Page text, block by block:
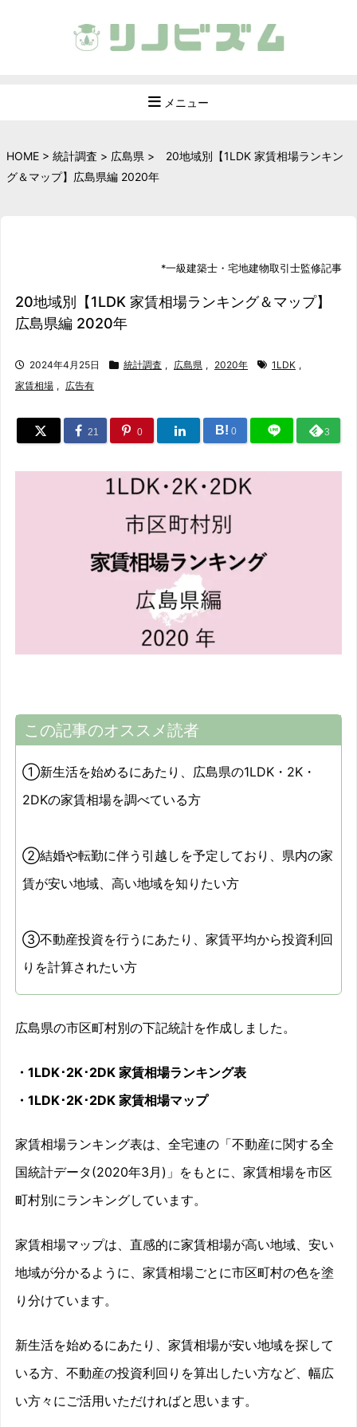
メニュー
HOME > 統計調査 > 広島県 >
20地域別【1LDK 家賃相場ランキン
グ＆マップ】広島県編 2020年
*一級建築士 ・ 宅地建物取引士監修記事
20地域別【1LDK 家賃相場ランキング＆マップ】
広島県編 2020年
2024年4月25日 統計調査 , 広島県 , 2020年 1LDK ,
家賃相場 , 広告有
21 0 B! 0 3
この記事のオススメ読者
①新生活を始めるにあたり、広島県の1LDK・2K・
2DKの家賃相場を調べている方
②結婚や転勤に伴う引越しを予定しており、県内の家
賃が安い地域、高い地域を知りたい方
③不動産投資を行うにあたり、家賃平均から投資利回
りを計算されたい方
広島県の市区町村別の下記統計を作成しました。
・1LDK･2K･2DK 家賃相場ランキング表
・1LDK･2K･2DK 家賃相場マップ
家賃相場ランキング表は、全宅連の「不動産に関する全
国統計データ(2020年3月)」をもとに、家賃相場を市区
町村別にランキングしています。
家賃相場マップは、直感的に家賃相場が高い地域、安い
地域が分かるように、家賃相場ごとに市区町村の色を塗
り分けています。
新生活を始めるにあたり、家賃相場が安い地域を探して
いる方、不動産の投資利回りを算出したい方など、幅広
い方々にご活用いただければと思います。